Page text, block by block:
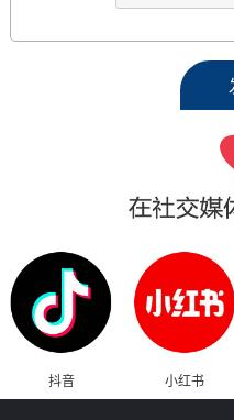
抖音 小红书